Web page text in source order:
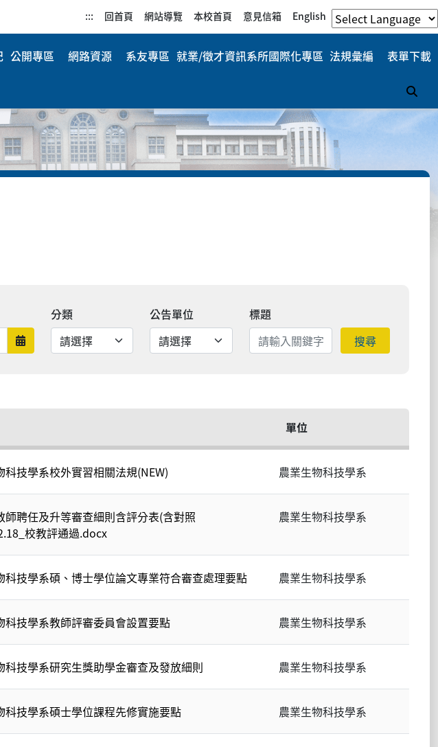
::: 回首頁 網站導覽 本校首頁 意見信箱 English
公開專區 網路資源 系友專區 就業/徵才資訊系所國際化專區 法規彙編 表單下載
日期範圍結束
分類 公告單位
標題
搜尋
單位
科技學系校外實習相關法規(NEW) 農業生物科技學系
師聘任及升等審查細則含評分表(含對照
校教評通過.docx
農業生物科技學系
科技學系碩、博士學位論文專業符合審查處理要點 農業生物科技學系
科技學系教師評審委員會設置要點 農業生物科技學系
科技學系研究生獎助學金審查及發放細則 農業生物科技學系
科技學系碩士學位課程先修實施要點 農業生物科技學系